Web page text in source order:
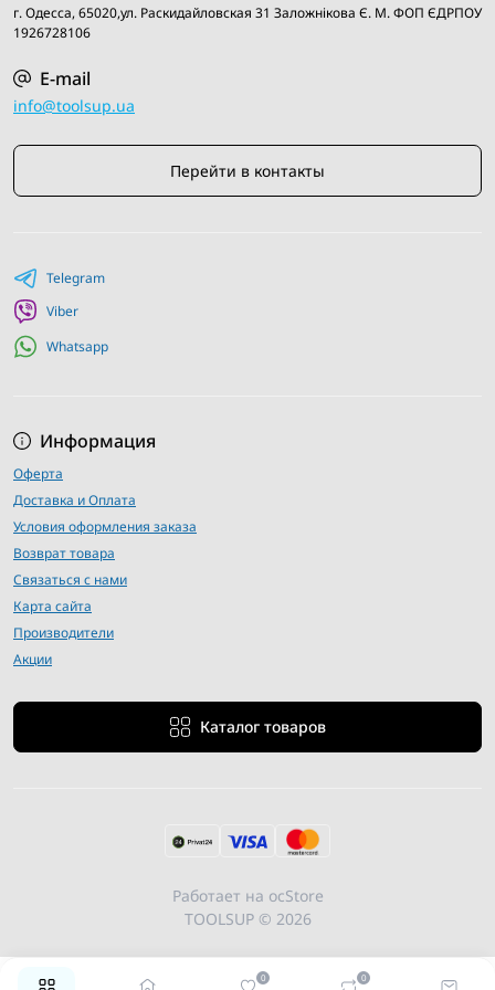
0 0
производителей.
Быстрая доставка по всей Украине.
течение определенного срока.
Удобные способы оплаты и дружелюбная поддержка
клиентов.
г. Одесса, 65020,ул. Раскидайловская 31 Заложнiкова Є. М. ФОП ЄДРПОУ
1926728106
E-mail
info@toolsup.ua
Перейти в контакты
Информация
Оферта
Доставка и Оплата
Условия оформления заказа
Возврат товара
Связаться с нами
Карта сайта
Производители
Акции
Каталог товаров
Telegram
Viber
Whatsapp
Работает на ocStore
TOOLSUP © 2026